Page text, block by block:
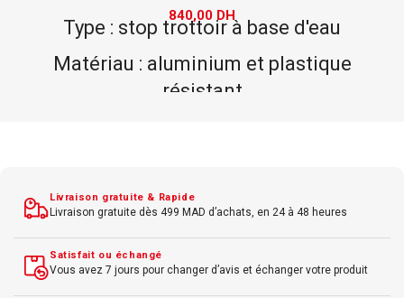
90,00DH
Format : A5
Utilisation : stockage de
dépliants
Design : pratique et épuré
Livraison gratuite & Rapide
Livraison gratuite dès 499 MAD d’achats, en 24 à 48 heures
Satisfait ou échangé
Vous avez 7 jours pour changer d’avis et échanger votre produit